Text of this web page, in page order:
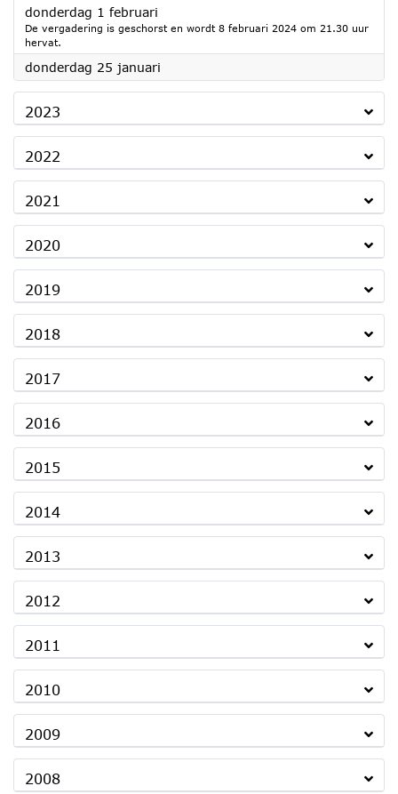
donderdag 1 februari
De vergadering is geschorst en wordt 8 februari 2024 om 21.30 uur
hervat.
donderdag 25 januari
2023
2022
2021
2020
2019
2018
2017
2016
2015
2014
2013
2012
2011
2010
2009
2008